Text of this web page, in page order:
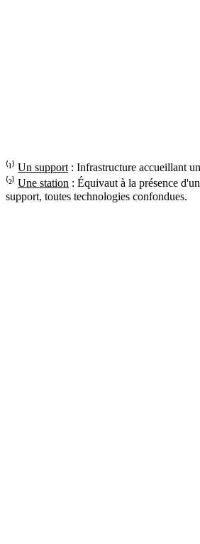
⁽¹⁾ Un support : Infrastructure accueillant
⁽²⁾ Une station : Équivaut à la présence
support, toutes technologies confondues.